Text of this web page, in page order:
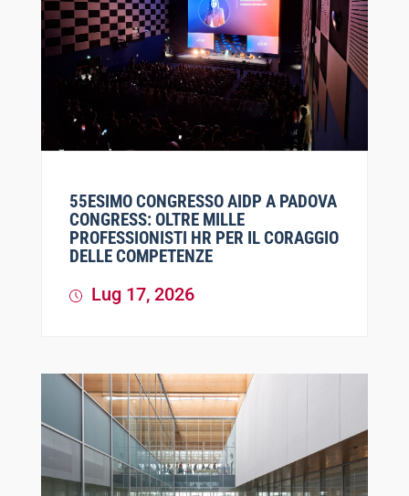
55ESIMO CONGRESSO AIDP A PADOVA
CONGRESS: OLTRE MILLE
PROFESSIONISTI HR PER IL CORAGGIO
DELLE COMPETENZE
Lug 17, 2026